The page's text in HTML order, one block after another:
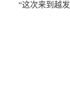
“这次来到越